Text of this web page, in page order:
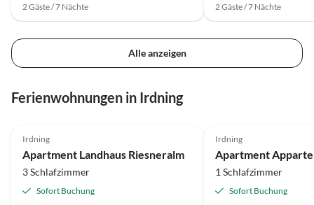
2 Gäste / 7 Nächte 2 Gäste / 7 Nächte
Alle anzeigen
Ferienwohnungen in Irdning
Irdning
Apartment Landhaus Riesneralm
3 Schlafzimmer
Sofort Buchung
Irdning
1 Schlafzimmer
Sofort Buchung